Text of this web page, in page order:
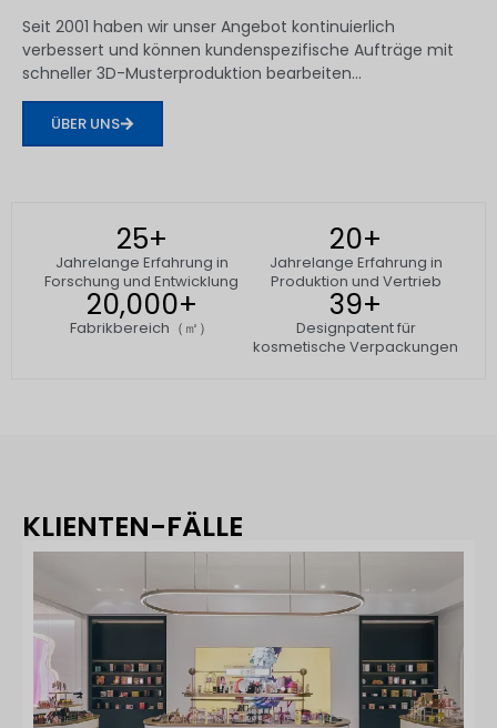
Seit 2001 haben wir unser Angebot kontinuierlich
verbessert und können kundenspezifische Aufträge mit
schneller 3D-Musterproduktion bearbeiten...
ÜBER UNS
Jahrelange Erfahrung in
Forschung und Entwicklung
25+
Jahrelange Erfahrung in
Produktion und Vertrieb
20+
Fabrikbereich（㎡）
20,000+
Designpatent für
kosmetische Verpackungen
39+
KLIENTEN-FÄLLE